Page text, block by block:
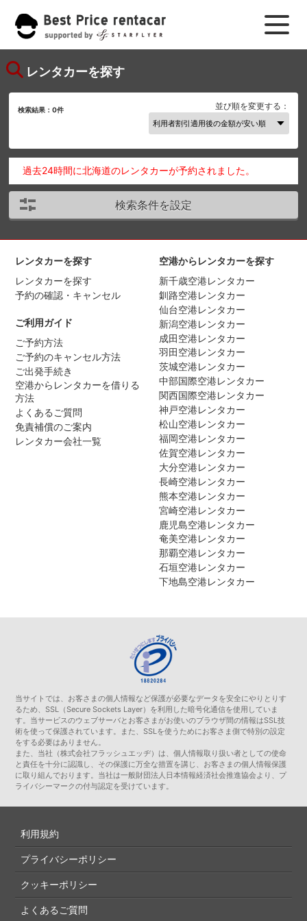
レンタカーを探す
検索結果：0件 並び順を変更する：
過去24時間に北海道のレンタカーが予約されました。
検索条件を設定
レンタカーを探す
レンタカーを探す
予約の確認・キャンセル
ご利用ガイド
ご予約方法
ご予約のキャンセル方法
ご出発手続き
空港からレンタカーを借りる
方法
よくあるご質問
免責補償のご案内
レンタカー会社一覧
空港からレンタカーを探す
新千歳空港レンタカー
釧路空港レンタカー
仙台空港レンタカー
新潟空港レンタカー
成田空港レンタカー
羽田空港レンタカー
茨城空港レンタカー
中部国際空港レンタカー
関西国際空港レンタカー
神戸空港レンタカー
松山空港レンタカー
福岡空港レンタカー
佐賀空港レンタカー
大分空港レンタカー
長崎空港レンタカー
熊本空港レンタカー
宮崎空港レンタカー
鹿児島空港レンタカー
奄美空港レンタカー
那覇空港レンタカー
石垣空港レンタカー
下地島空港レンタカー
当サイトでは、お客さまの個人情報など保護が必要なデータを安全にやりとりす
るため、SSL（Secure Sockets Layer）を利用した暗号化通信を使用していま
す。当サービスのウェブサーバとお客さまがお使いのブラウザ間の情報はSSL技
術を使って保護されています。また、SSLを使うためにお客さま側で特別の設定
をする必要はありません。
また、当社（株式会社フラッシュエッヂ）は、個人情報取り扱い者としての使命
と責任を十分に認識し、その保護に万全な措置を講じ、お客さまの個人情報保護
に取り組んでおります。当社は一般財団法人日本情報経済社会推進協会より、プ
ライバシーマークの付与認定を受けています。
利用規約
プライバシーポリシー
クッキーポリシー
よくあるご質問